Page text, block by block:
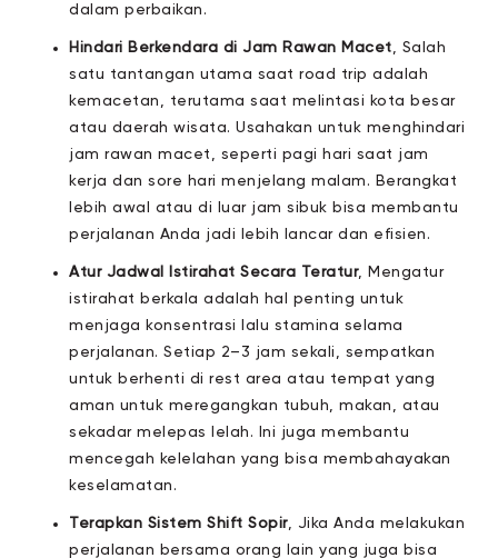
dalam perbaikan.
Hindari Berkendara di Jam Rawan Macet , Salah
satu tantangan utama saat road trip adalah
kemacetan, terutama saat melintasi kota besar
atau daerah wisata. Usahakan untuk menghindari
jam rawan macet, seperti pagi hari saat jam
kerja dan sore hari menjelang malam. Berangkat
lebih awal atau di luar jam sibuk bisa membantu
perjalanan Anda jadi lebih lancar dan efisien.
Atur Jadwal Istirahat Secara Teratur, Mengatur
istirahat berkala adalah hal penting untuk
menjaga konsentrasi lalu stamina selama
perjalanan. Setiap 2–3 jam sekali, sempatkan
untuk berhenti di rest area atau tempat yang
aman untuk meregangkan tubuh, makan, atau
sekadar melepas lelah. Ini juga membantu
mencegah kelelahan yang bisa membahayakan
keselamatan.
Terapkan Sistem Shift Sopir, Jika Anda melakukan
perjalanan bersama orang lain yang juga bisa